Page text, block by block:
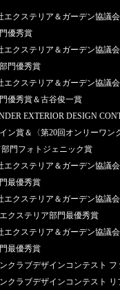
談会」8/19（土）・8/20（日
知らせ
談会」7/8（土）・7/9（日）・
）【首都圏】
談会」6/10（土）・6/11（日）
談会」5/13（土）・5/14（日
の大相談会」4/8（土）・4/9（
エクステリア＆ガーデン協議
優秀賞
エクステリア＆ガーデン協議
門優秀賞
エクステリア＆ガーデン協議
優秀賞＆古谷俊一賞
EXTERIOR DESIGN
ン賞＆〈第20回オンリーワン
門フォトジェニック賞
エクステリア＆ガーデン協議
最優秀賞
エクステリア＆ガーデン協議
クステリア部門最優秀賞
エクステリア＆ガーデン協議
最優秀賞
クラブデザインコンテスト
クラブデザインコンテスト